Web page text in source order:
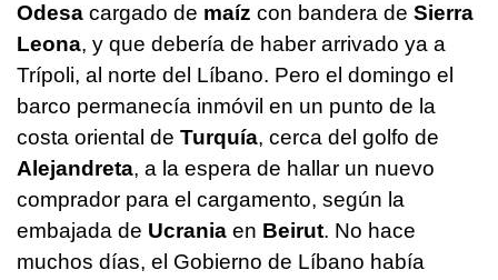
Odesa cargado de maíz con bandera de Sierra
Leona, y que debería de haber arrivado ya a
Trípoli, al norte del Líbano. Pero el domingo el
barco permanecía inmóvil en un punto de la
costa oriental de Turquía, cerca del golfo de
Alejandreta, a la espera de hallar un nuevo
comprador para el cargamento, según la
embajada de Ucrania en Beirut. No hace
muchos días, el Gobierno de Líbano había